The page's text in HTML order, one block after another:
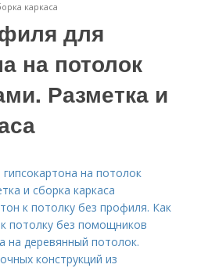
каркаса
для
на потолок
Разметка и
на потолок
и сборка каркаса
к потолку без профиля. Как
потолку без помощников
на деревянный потолок.
конструкций из